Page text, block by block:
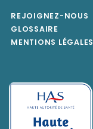
REJOIGNEZ-NOUS
GLOSSAIRE
MENTIONS LÉGALES